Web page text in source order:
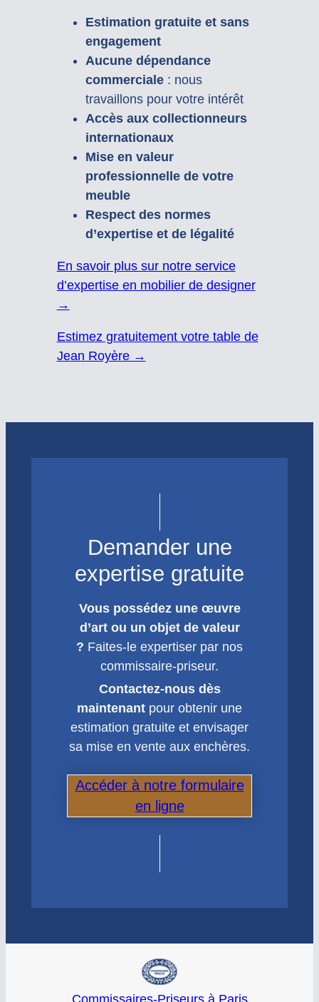
Estimation gratuite et sans
engagement
Aucune dépendance
commerciale: nous
travaillons pour votre intérêt
Accès aux collectionneurs
internationaux
Mise en valeur
professionnelle de votre
meuble
Respect des normes
d’expertise et de légalité
En savoir plus sur notre service
d’expertise en mobilier de designer
→
Estimez gratuitement votre table de
Jean Royère →
Demander une
expertise gratuite
Vous possédez une œuvre
d’art ou un objet de valeur
? Faites-le expertiser par nos
commissaire-priseur.
Contactez-nous dès
maintenant pour obtenir une
estimation gratuite et envisager
sa mise en vente aux enchères.
Accéder à notre formulaire
en ligne